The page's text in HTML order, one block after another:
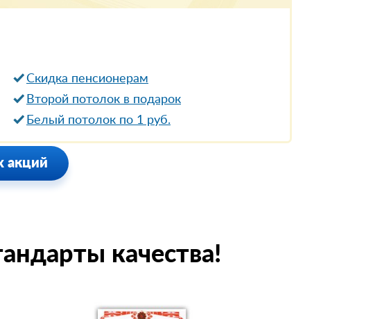
Cкидка пенсионерам
Второй потолок в подарок
Белый потолок по 1 руб.
акций
качества!